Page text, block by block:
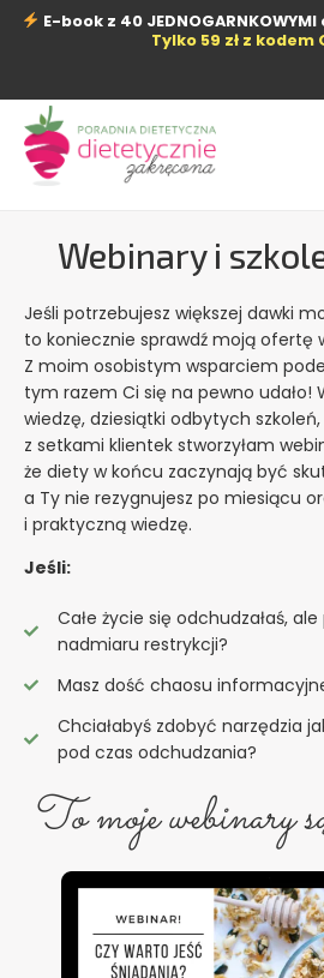
PrzejdźE-book z 40
Tylko 59 zł z kodem
Webinary i
Jeśli potrzebujesz większej dawki
to koniecznie sprawdź moją ofertę
Z moim osobistym wsparciem
tym razem Ci się na pewno udało!
wiedzę, dziesiątki odbytych
z setkami klientek stworzyłam
że diety w końcu zaczynają być
a Ty nie rezygnujesz po miesiącu
i praktyczną wiedzę.
Jeśli:
Całe życie się odchudzałaś,
nadmiaru restrykcji?
Masz dość chaosu
Chciałabyś zdobyć narzędzia
pod czas odchudzania?
To moje webinary